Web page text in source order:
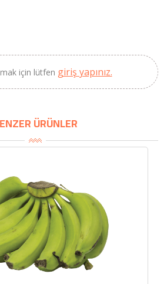
için lütfen giriş yapınız.
ÜRÜNLER
Güney Ege, 5 Litre) -
AtcaNova
SEPETE EKLE